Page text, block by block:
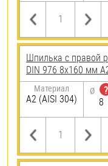
Шпилька с правой
DIN 976 8х160 мм
Материал
А2 (AISI 304)
Ø
?
8